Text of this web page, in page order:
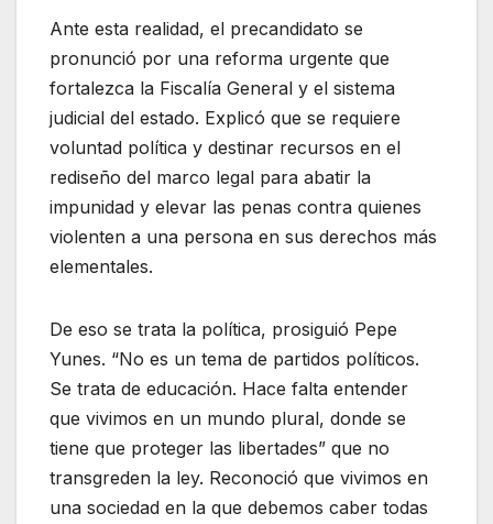
Ante esta realidad, el precandidato se
pronunció por una reforma urgente que
fortalezca la Fiscalía General y el sistema
judicial del estado. Explicó que se requiere
voluntad política y destinar recursos en el
rediseño del marco legal para abatir la
impunidad y elevar las penas contra quienes
violenten a una persona en sus derechos más
elementales.
De eso se trata la política, prosiguió Pepe
Yunes. “No es un tema de partidos políticos.
Se trata de educación. Hace falta entender
que vivimos en un mundo plural, donde se
tiene que proteger las libertades” que no
transgreden la ley. Reconoció que vivimos en
una sociedad en la que debemos caber todas